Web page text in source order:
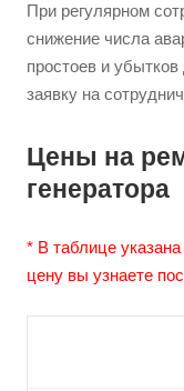
При регулярном
снижение числа
простоев и
заявку на
Цены на
генератора
* В таблице
цену вы узнаете